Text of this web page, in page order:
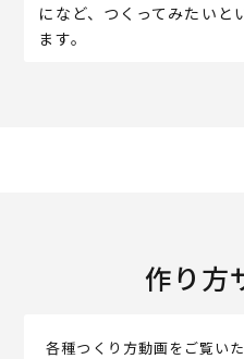
になど、つくってみたいと
ます。
作り方
各種つくり方動画をご覧い